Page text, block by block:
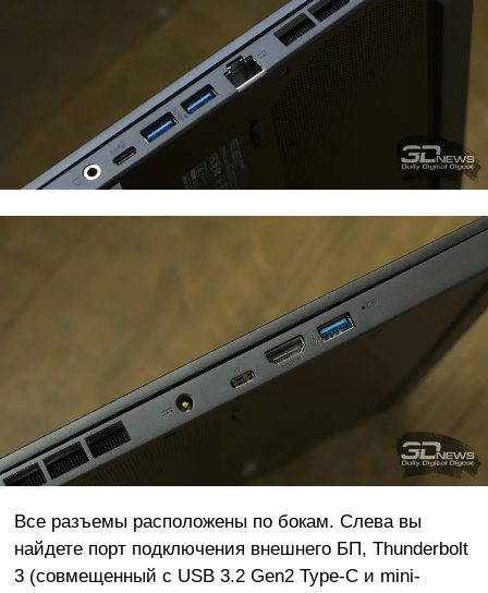
Все разъемы расположены по бокам. Слева вы
найдете порт подключения внешнего БП, Thunderbolt
3 (совмещенный c USB 3.2 Gen2 Type-C и mini-